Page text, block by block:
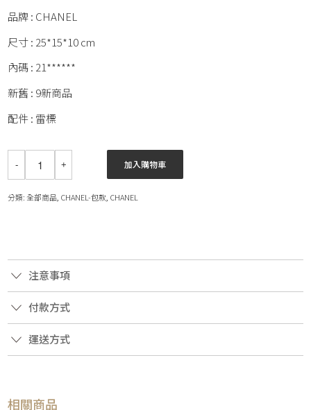
品牌 : CHANEL
尺寸 : 25*15*10 cm
內碼 : 21******
新舊 : 9新商品
配件 : 雷標
加入購物車
分類:全部商品 CHANEL-包款 CHANEL
注意事項
付款方式
運送方式
相關商品